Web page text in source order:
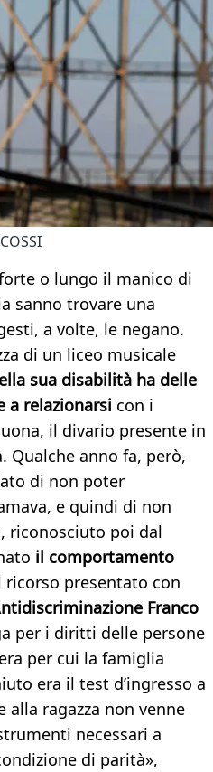
o lungo il manico di
sanno trovare una
a volte, le negano.
di un liceo musicale
sua disabilità ha delle
a relazionarsi con i
il divario presente in
anno fa, però,
di non poter
e quindi di non
riconosciuto poi dal
il comportamento
ricorso presentato con
Franco
per i diritti delle persone
per cui la famiglia
era il test d’ingresso a
ragazza non venne
necessari a
di parità»,